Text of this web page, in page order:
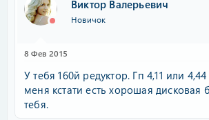
Виктор Валерьевич
Новичок
8 Фев 2015
У тебя 160й редуктор. Гп 4,11 или
меня кстати есть хорошая дисковая
тебя.